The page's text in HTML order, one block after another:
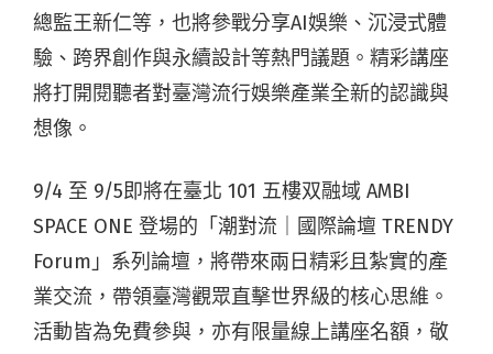
總監王新仁等，也將參戰分享AI娛樂、沉浸式體
驗、跨界創作與永續設計等熱門議題。精彩講座
將打開閱聽者對臺灣流行娛樂產業全新的認識與
想像。
9/4 至 9/5即將在臺北 101 五樓双融域 AMBI
SPACE ONE 登場的「潮對流｜國際論壇 TRENDY
Forum」系列論壇，將帶來兩日精彩且紮實的產
業交流，帶領臺灣觀眾直擊世界級的核心思維。
活動皆為免費參與，亦有限量線上講座名額，敬